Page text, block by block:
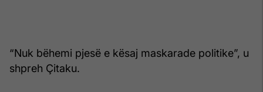
“Nuk bëhemi pjesë e kësaj maskarade politike”, u
shpreh Çitaku.